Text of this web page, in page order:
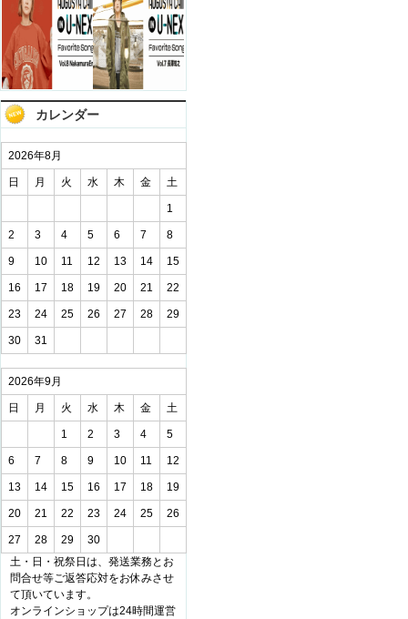
カレンダー
2026年8月
日 月 火 水 木 金 土
1
2 3 4 5 6 7 8
9 10 11 12 13 14 15
16 17 18 19 20 21 22
23 24 25 26 27 28 29
30 31
2026年9月
日 月 火 水 木 金 土
1 2 3 4 5
6 7 8 9 10 11 12
13 14 15 16 17 18 19
20 21 22 23 24 25 26
27 28 29
30
土・日・祝祭日は、発送業務とお
問合せ等ご返答応対をお休みさせ
て頂いています。
オンラインショップは24時間運営